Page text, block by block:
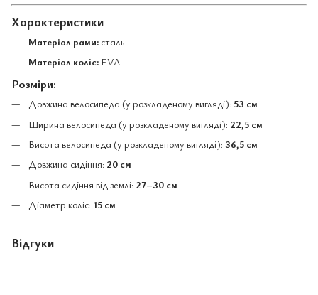
Характеристики
Матеріал рами: сталь
Матеріал коліс: EVA
Розміри:
Довжина велосипеда (у розкладеному вигляді): 53 см
Ширина велосипеда (у розкладеному вигляді): 22,5 см
Висота велосипеда (у розкладеному вигляді): 36,5 см
Довжина сидіння: 20 см
Висота сидіння від землі: 27–30 см
Діаметр коліс: 15 см
Відгуки